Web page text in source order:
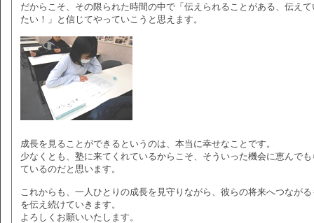
だからこそ、その限られた時間の中で「伝えられることがある、伝えて
たい！」と信じてやっていこうと思えます。
成長を見ることができるというのは、本当に幸せなことです。
少なくとも、塾に来てくれているからこそ、そういった機会に恵んでも
ているのだと思います。
これからも、一人ひとりの成長を見守りながら、彼らの将来へつながる
を伝え続けていきます。
よろしくお願いいたします。